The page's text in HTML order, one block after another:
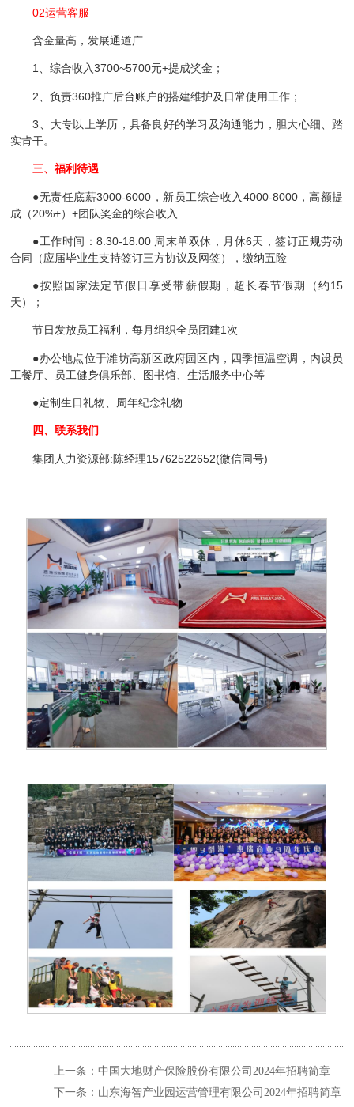
02运营客服
含金量高，发展通道广
1、综合收入3700~5700元+提成奖金；
2、负责360推广后台账户的搭建维护及日常使用工作；
3、大专以上学历，具备良好的学习及沟通能力，胆大心细、踏
实肯干。
三、福利待遇
●无责任底薪3000-6000，新员工综合收入4000-8000，高额提
成（20%+）+团队奖金的综合收入
●工作时间：8:30-18:00 周末单双休，月休6天，签订正规劳动
合同（应届毕业生支持签订三方协议及网签），缴纳五险
●按照国家法定节假日享受带薪假期，超长春节假期（约15
天）；
节日发放员工福利，每月组织全员团建1次
●办公地点位于潍坊高新区政府园区内，四季恒温空调，内设员
工餐厅、员工健身俱乐部、图书馆、生活服务中心等
●定制生日礼物、周年纪念礼物
四、联系我们
集团人力资源部:陈经理15762522652(微信同号)
上一条：中国大地财产保险股份有限公司2024年招聘简章
下一条：山东海智产业园运营管理有限公司2024年招聘简章